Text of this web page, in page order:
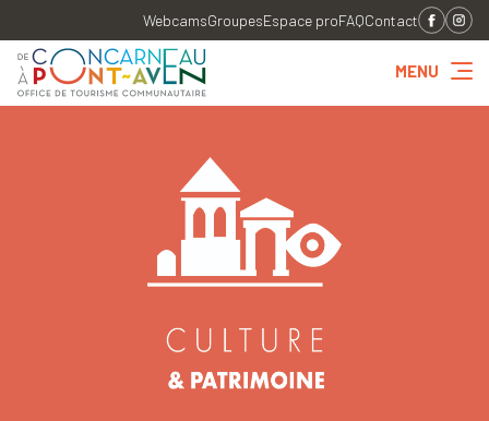
WebcamsGroupesEspace proFAQContact
MENU